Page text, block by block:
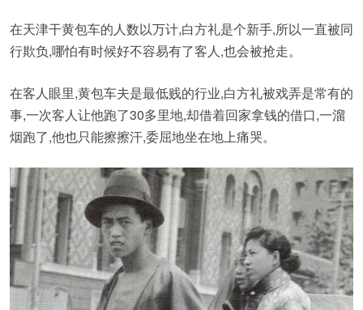
在天津干黄包车的人数以万计,白方礼是个新手,所以一直被同
行欺负,哪怕有时候好不容易有了客人,也会被抢走。
在客人眼里,黄包车夫是最低贱的行业,白方礼被戏弄是常有的
事,一次客人让他跑了30多里地,却借着回家拿钱的借口,一溜
烟跑了,他也只能擦擦汗,委屈地坐在地上痛哭。